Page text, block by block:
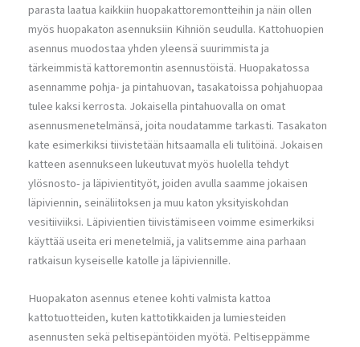
parasta laatua kaikkiin huopakattoremontteihin ja näin ollen
myös huopakaton asennuksiin Kihniön seudulla. Kattohuopien
asennus muodostaa yhden yleensä suurimmista ja
tärkeimmistä kattoremontin asennustöistä. Huopakatossa
asennamme pohja- ja pintahuovan, tasakatoissa pohjahuopaa
tulee kaksi kerrosta. Jokaisella pintahuovalla on omat
asennusmenetelmänsä, joita noudatamme tarkasti. Tasakaton
kate esimerkiksi tiivistetään hitsaamalla eli tulitöinä. Jokaisen
katteen asennukseen lukeutuvat myös huolella tehdyt
ylösnosto- ja läpivientityöt, joiden avulla saamme jokaisen
läpiviennin, seinäliitoksen ja muu katon yksityiskohdan
vesitiiviiksi. Läpivientien tiivistämiseen voimme esimerkiksi
käyttää useita eri menetelmiä, ja valitsemme aina parhaan
ratkaisun kyseiselle katolle ja läpiviennille.
Huopakaton asennus etenee kohti valmista kattoa
kattotuotteiden, kuten kattotikkaiden ja lumiesteiden
asennusten sekä peltisepäntöiden myötä. Peltiseppämme